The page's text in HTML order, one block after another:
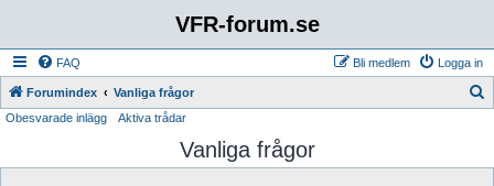
VFR-forum.se
FAQ Logga in
Bli medlem
Forumindex Vanliga frågor
Obesvarade inlägg Aktiva trådar
Vanliga frågor